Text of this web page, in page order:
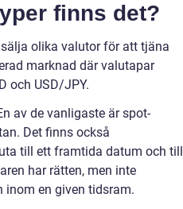
finns det?
olika valutor för att tjäna
marknad där valutapar
och USD/JPY.
av de vanligaste är spot-
Det finns också
till ett framtida datum och till
har rätten, men inte
inom en given tidsram.